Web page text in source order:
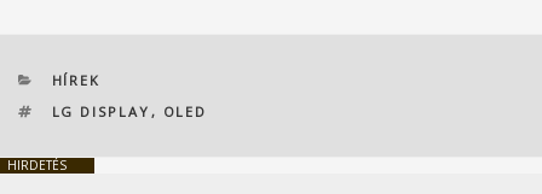
KATEGÓRIÁK
HÍREK
CÍMKÉK
LG DISPLAY , OLED
HIRDETÉS